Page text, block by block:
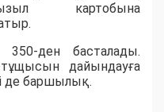
картобына
ден басталады.
дайындауға
де баршылық.